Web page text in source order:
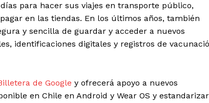
para hacer sus viajes en transporte público,
en las tiendas. En los últimos años, también
y sencilla de guardar y acceder a nuevos
identificaciones digitales y registros de
de Google y ofrecerá apoyo a nuevos
en Chile en Android y Wear OS y